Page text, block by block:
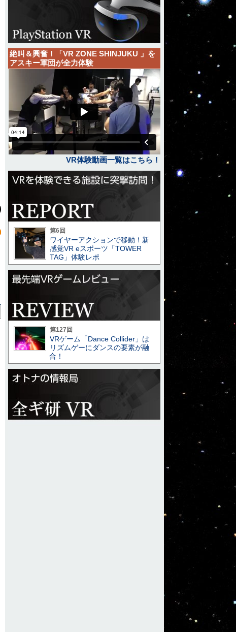
絶叫＆興奮！「VR ZONE SHINJUKU 」を
アスキー軍団が全力体験
VR体験動画一覧はこちら！
第6回
ワイヤーアクションで移動！新
感覚VR eスポーツ「TOWER
TAG」体験レポ
第127回
VRゲーム「Dance Collider」は
リズムゲーにダンスの要素が融
合！